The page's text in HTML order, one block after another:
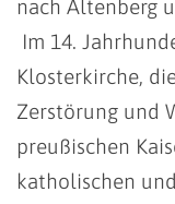
nach Altenberg
Im 14.
Klosterkirche,
Zerstörung und
preußischen
katholischen